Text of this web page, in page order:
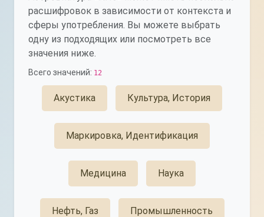
расшифровок в зависимости от контекста и
сферы употребления. Вы можете выбрать
одну из подходящих или посмотреть все
значения ниже.
Всего значений: 12
Акустика Культура, История
Маркировка, Идентификация
Медицина Наука
Нефть, Газ Промышленность